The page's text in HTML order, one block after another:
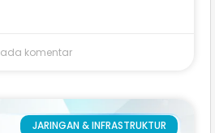
komentar
JARINGAN & INFRASTRUKTUR